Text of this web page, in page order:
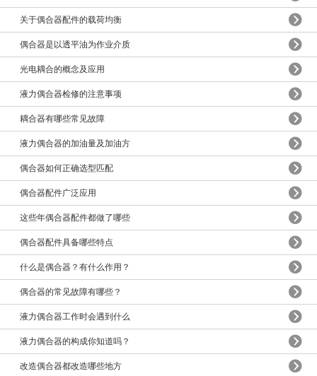
关于偶合器配件的载荷均衡
偶合器是以透平油为作业介质
光电耦合的概念及应用
液力偶合器检修的注意事项
耦合器有哪些常见故障
液力偶合器的加油量及加油方
偶合器如何正确选型匹配
偶合器配件广泛应用
这些年偶合器配件都做了哪些
偶合器配件具备哪些特点
什么是偶合器？有什么作用？
偶合器的常见故障有哪些？
液力偶合器工作时会遇到什么
液力偶合器的构成你知道吗？
改造偶合器都改造哪些地方